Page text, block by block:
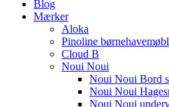
Blog
Mærker
Aloka
Pinoline
Cloud B
Noui Noui
Noui Noui Bord
Noui Noui
Noui Noui